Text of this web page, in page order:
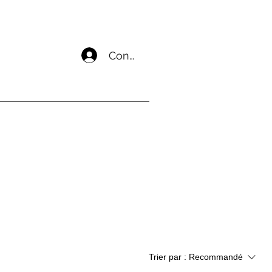
Connecter un compte
Trier par : Recommandé